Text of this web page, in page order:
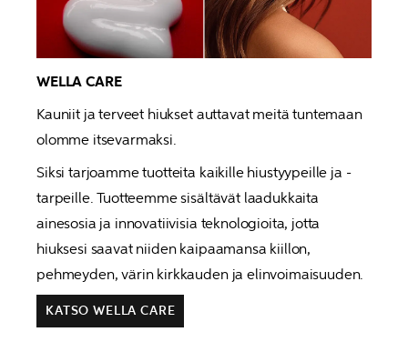
WELLA CARE
Kauniit ja terveet hiukset auttavat meitä tuntemaan
olomme itsevarmaksi.
Siksi tarjoamme tuotteita kaikille hiustyypeille ja -
tarpeille. Tuotteemme sisältävät laadukkaita
ainesosia ja innovatiivisia teknologioita, jotta
hiuksesi saavat niiden kaipaamansa kiillon,
pehmeyden, värin kirkkauden ja elinvoimaisuuden.
KATSO WELLA CARE